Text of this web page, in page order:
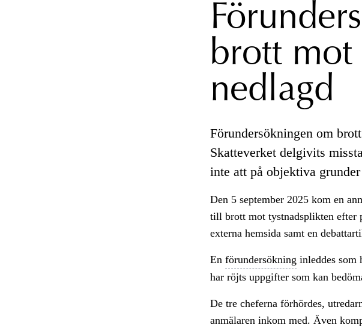
brott mot
nedlagd
Förundersökningen om
Skatteverket delgivits
inte att på objektiva
Den 5 september 2025 kom en
till brott mot tystnadsplikten efter
externa hemsida samt en
En förundersökning inleddes som
har röjts uppgifter som kan
De tre cheferna förhördes,
anmälaren inkom med. Även